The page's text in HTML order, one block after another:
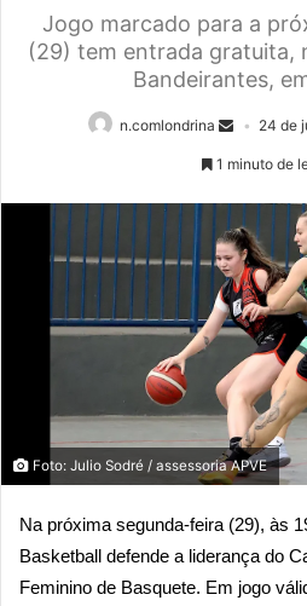
Jogo marcado para a
(29) tem entrada gratuita,
Bandeirantes,
n.comlondrina 24 de
1 minuto de
Foto: Julio Sodré / assessoria APVE
Na próxima segunda-feira (29), às
Basketball defende a liderança do
Feminino de Basquete. Em jogo